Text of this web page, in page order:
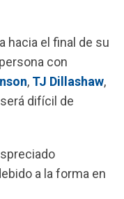
hacia el final de su
con
, TJ Dillashaw,
difícil de
a la forma en